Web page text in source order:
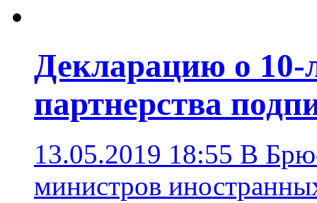
Декларацию о 10-
партнерства
13.05.2019 18:55 В
министров